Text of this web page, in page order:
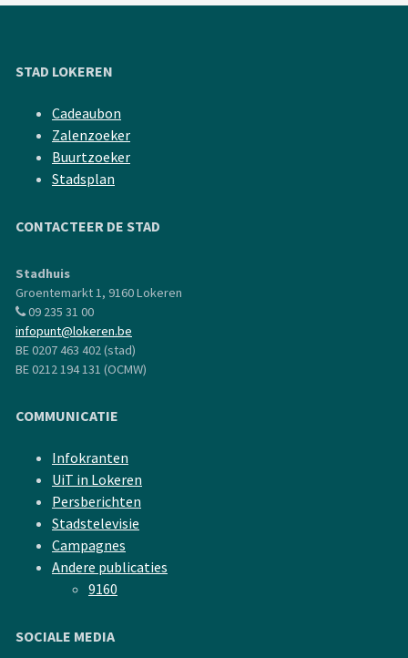
STAD LOKEREN
Cadeaubon
Zalenzoeker
Buurtzoeker
Stadsplan
CONTACTEER DE STAD
Stadhuis
Groentemarkt 1, 9160 Lokeren
09 235 31 00
infopunt@lokeren.be
BE 0207 463 402 (stad)
BE 0212 194 131 (OCMW)
COMMUNICATIE
Infokranten
UiT in Lokeren
Persberichten
Stadstelevisie
Campagnes
Andere publicaties
9160
SOCIALE MEDIA